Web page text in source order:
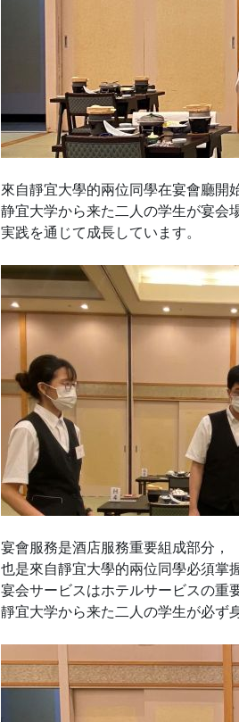
來自靜宜大學的兩位同學在宴會廳開
静宜大学から来た二人の学生が宴会
実践を通じて成長しています。
宴會服務是酒店服務重要組成部分，
也是來自靜宜大學的兩位同學必須掌
宴会サービスはホテルサービスの重
靜宜大学から来た二人の学生が必ず